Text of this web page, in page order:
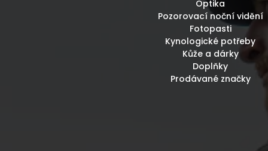
Optika
Pozorovací noční vidění
Fotopasti
Kynologické potřeby
Kůže a dárky
Doplňky
Prodávané značky